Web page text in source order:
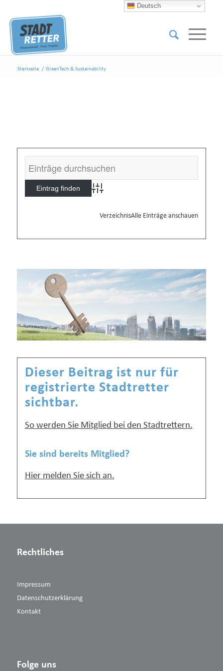
Startseite / GreenTech & Sustainability
Advanced Search
VerzeichnisAlle Einträge anschauen
Dieser Beitrag ist nur für
registrierte Stadtretter
sichtbar.
So werden Sie Mitglied bei den Stadtrettern.
Sie sind bereits Mitglied?
Hier melden Sie sich an.
Rechtliches
Impressum
Datenschutzerklärung
Kontakt
Folge uns
Deutsch